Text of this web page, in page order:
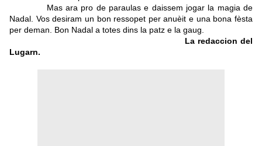
Mas ara pro de paraulas e daissem jogar la magia de
Nadal. Vos desiram un bon ressopet per anuèit e una bona fèsta
per deman. Bon Nadal a totes dins la patz e la gaug.
La redaccion del
Lugarn.